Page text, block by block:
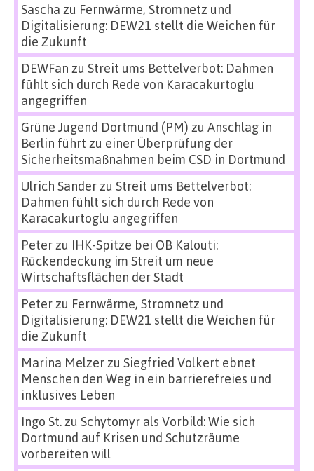
Sascha zu Fernwärme, Stromnetz und
Digitalisierung: DEW21 stellt die Weichen für
die Zukunft
DEWFan zu Streit ums Bettelverbot: Dahmen
fühlt sich durch Rede von Karacakurtoglu
angegriffen
Grüne Jugend Dortmund (PM) zu Anschlag in
Berlin führt zu einer Überprüfung der
Sicherheitsmaßnahmen beim CSD in Dortmund
Ulrich Sanderzu Streit ums Bettelverbot:
Dahmen fühlt sich durch Rede von
Karacakurtoglu angegriffen
Peterzu IHK-Spitze bei OB Kalouti:
Rückendeckung im Streit um neue
Wirtschaftsflächen der Stadt
Peterzu Fernwärme, Stromnetz und
Digitalisierung: DEW21 stellt die Weichen für
die Zukunft
Marina Melzerzu Siegfried Volkert ebnet
Menschen den Weg in ein barrierefreies und
inklusives Leben
Ingo St.zu Schytomyr als Vorbild: Wie sich
Dortmund auf Krisen und Schutzräume
vorbereiten will